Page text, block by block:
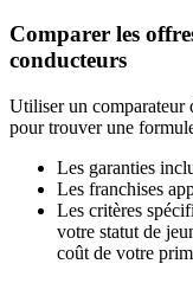
Comparer les
conducteurs
Utiliser un comparateur
pour trouver une
Les garanties
Les franchises
Les critères
votre statut de
coût de votre